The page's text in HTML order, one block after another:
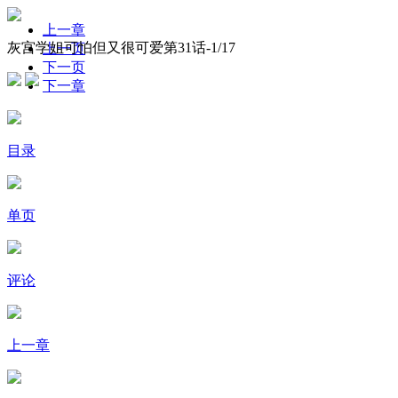
灰宫学姐可怕但又很可爱第31话-1/17
上一章
上一页
下一页
下一章
目录
单页
评论
上一章